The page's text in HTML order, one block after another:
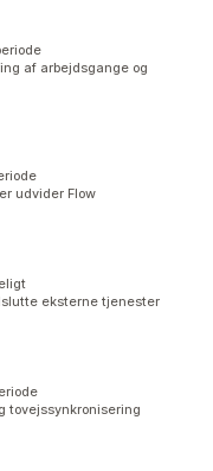
af arbejdsgange og
udvider Flow
eksterne tjenester
tovejssynkronisering